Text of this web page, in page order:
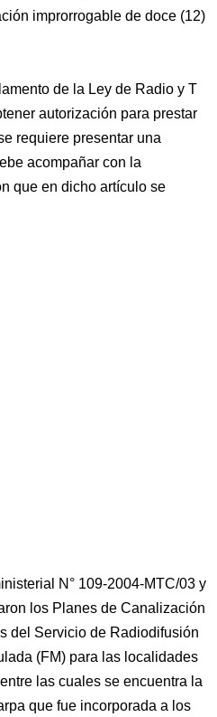
improrrogable de doce (12)
de la Ley de Radio y T
autorización para prestar
requiere presentar una
acompañar con la
que en dicho artículo se
N° 109-2004-MTC/03 y
los Planes de Canalización
del Servicio de Radiodifusión
(FM) para las localidades
las cuales se encuentra la
que fue incorporada a los